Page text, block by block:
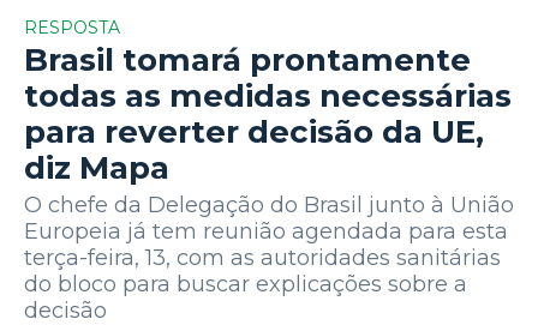
RESPOSTA
Brasil tomará prontamente
todas as medidas necessárias
para reverter decisão da UE,
diz Mapa
O chefe da Delegação do Brasil junto à União
Europeia já tem reunião agendada para esta
terça-feira, 13, com as autoridades sanitárias
do bloco para buscar explicações sobre a
decisão